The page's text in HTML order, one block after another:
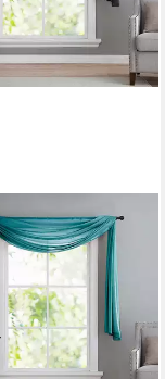
(1 St), ohne,
Voile, Uni Volant
Polyester 600cm
(79)